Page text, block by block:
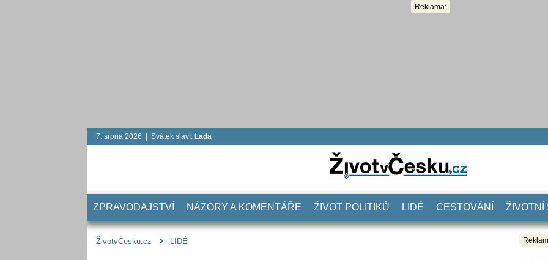
Reklama:
7. srpna 2026 | Svátek slaví: Lada
ZPRAVODAJSTVÍ NÁZORY A KOMENTÁŘE ŽIVOT POLITIKŮ LIDÉ CESTOVÁNÍ ŽIVOTNÍ
ŽivotvČesku.cz LIDÉ